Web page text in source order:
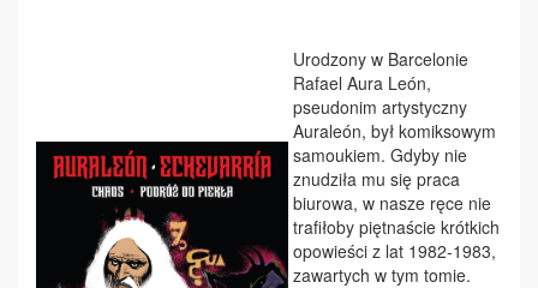
Urodzony w Barcelonie
Rafael Aura León,
pseudonim artystyczny
Auraleón, był komiksowym
samoukiem. Gdyby nie
znudziła mu się praca
biurowa, w nasze ręce nie
trafiłoby piętnaście krótkich
opowieści z lat 1982-1983,
zawartych w tym tomie.